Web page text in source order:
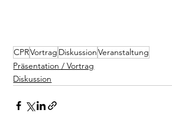
CPRVortrag DiskussionVeranstaltung
Präsentation / Vortrag
Diskussion